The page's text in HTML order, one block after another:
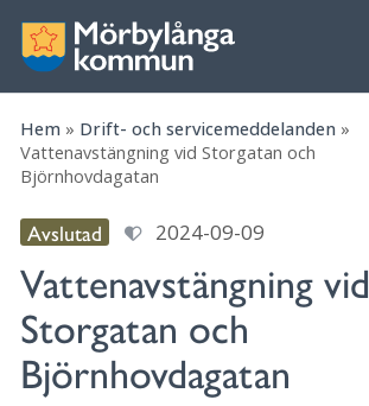
Hem » Drift- och servicemeddelanden »
Vattenavstängning vid Storgatan och
Björnhovdagatan
Avslutad 2024-09-09
Vattenavstängning vid
Storgatan och
Björnhovdagatan